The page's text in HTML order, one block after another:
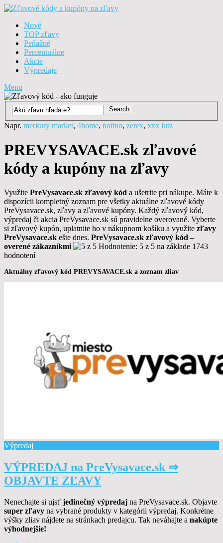
Nové
TOP zľavy
Peňažné
Percentuálne
Akcie
Výpredaje
Menu
Napr. merkury market, 4home, notino, zerex, xxx lutz
PREVYSAVACE.sk zľavové
kódy a kupóny na zľavy
Využite PreVysavace.sk zľavový kód a ušetrite pri nákupe. Máte k
dispozícii kompletný zoznam pre všetky aktuálne zľavové kódy
PreVysavace.sk, zľavy a zľavové kupóny. Každý zľavový kód,
výpredaj či akcia PreVysavace.sk sú pravidelne overované. Vyberte
si zľavový kupón, uplatnite ho v nákupnom košíku a využite zľavy
PreVysavace.sk ešte dnes. PreVysavace.sk zľavový kód –
overené zákazníkmi
Hodnotenie: 5 z 5 na základe 1743
hodnotení
Aktuálny zľavový kód PREVYSAVACE.sk a zoznam zliav
Výpredaj
VÝPREDAJ na PreVysavace.sk ⇒
OBJAVTE ZĽAVY
Nenechajte si ujsť jedinečný výpredaj na PreVysavace.sk. Objavte
super zľavy na vybrané produkty v kategórii výpredaj. Konkrétne
výšky zliav nájdete na stránkach predajcu. Tak neváhajte a nakúpte
výhodnejšie!